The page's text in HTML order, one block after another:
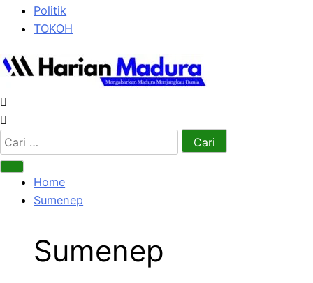
Politik
TOKOH
Cari
untuk:
Home
Sumenep
Sumenep